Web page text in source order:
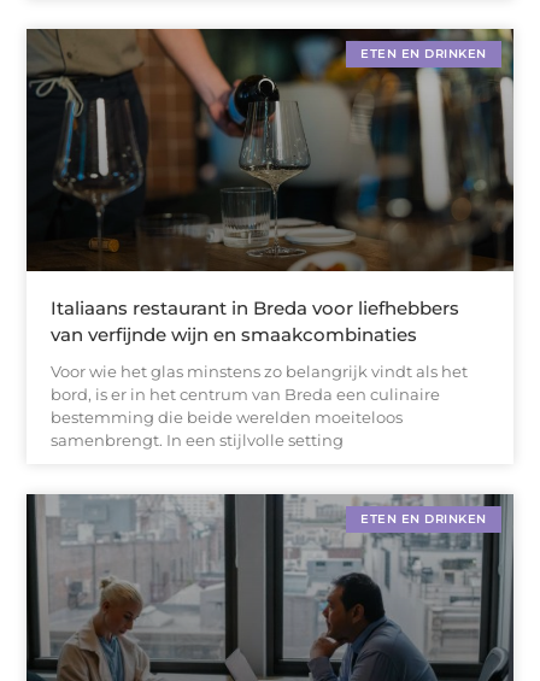
ETEN EN DRINKEN
Italiaans restaurant in Breda voor liefhebbers
van verfijnde wijn en smaakcombinaties
Voor wie het glas minstens zo belangrijk vindt als het
bord, is er in het centrum van Breda een culinaire
bestemming die beide werelden moeiteloos
samenbrengt. In een stijlvolle setting
ETEN EN DRINKEN